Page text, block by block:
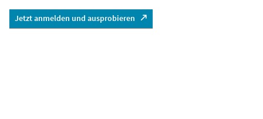
Jetzt anmelden und ausprobieren